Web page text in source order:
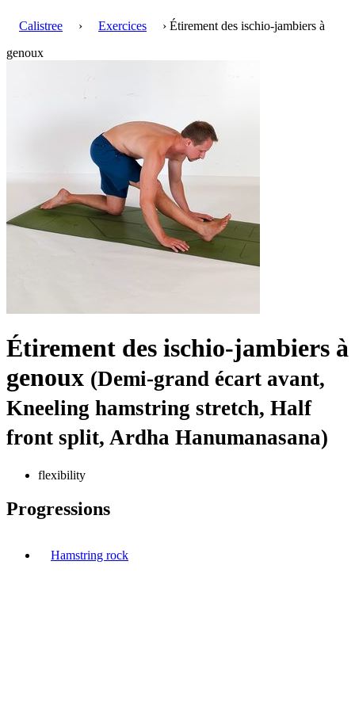
Calistree › Exercices
› Étirement des ischio-jambiers à
genoux
Étirement des ischio-jambiers à
genoux (Demi-grand écart avant,
Kneeling hamstring stretch, Half
front split, Ardha Hanumanasana)
flexibility
Progressions
Hamstring rock